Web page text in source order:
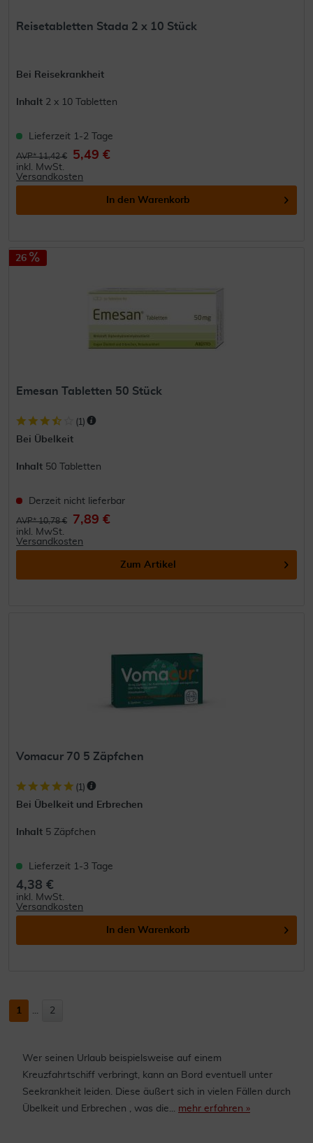
Reisetabletten Stada 2 x 10 Stück
Bei Reisekrankheit
Inhalt 2 x 10 Tabletten
Lieferzeit 1-2 Tage
AVP* 11,42 € 5,49 €
inkl. MwSt.
Versandkosten
In den Warenkorb
26
Emesan Tabletten 50 Stück
(1)
Bei Übelkeit
Inhalt 50 Tabletten
Derzeit nicht lieferbar
AVP* 10,78 € 7,89 €
inkl. MwSt.
Versandkosten
Zum Artikel
Vomacur 70 5 Zäpfchen
(1)
Bei Übelkeit und Erbrechen
Inhalt 5 Zäpfchen
Lieferzeit 1-3 Tage
4,38 €
inkl. MwSt.
Versandkosten
In den Warenkorb
1 ... 2
Wer seinen Urlaub beispielsweise auf einem
Kreuzfahrtschiff verbringt, kann an Bord eventuell unter
Seekrankheit leiden. Diese äußert sich in vielen Fällen durch
Übelkeit und Erbrechen , was die... mehr erfahren »